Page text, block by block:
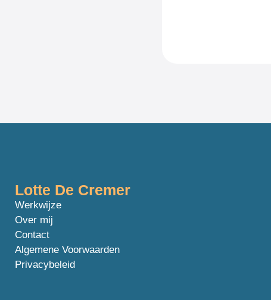
Lotte De Cremer
Werkwijze
Over mij
Contact
Algemene Voorwaarden
Privacybeleid